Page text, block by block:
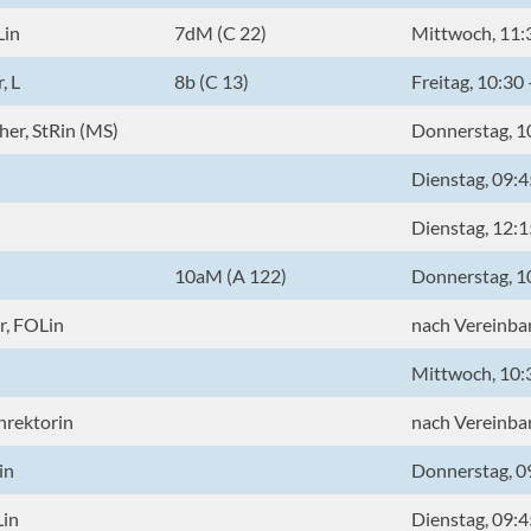
7dM (C 22) Mittwoch,
L 8b (C 13) Freitag, 10:30
StRin (MS) Donnerstag,
Dienstag,
Dienstag,
10aM (A 122) Donnerstag,
FOLin nach
Mittwoch,
nach
Donnerstag,
Dienstag,